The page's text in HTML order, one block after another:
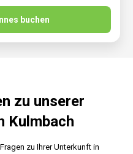
buchen
zu unserer
Kulmbach
zu Ihrer Unterkunft in